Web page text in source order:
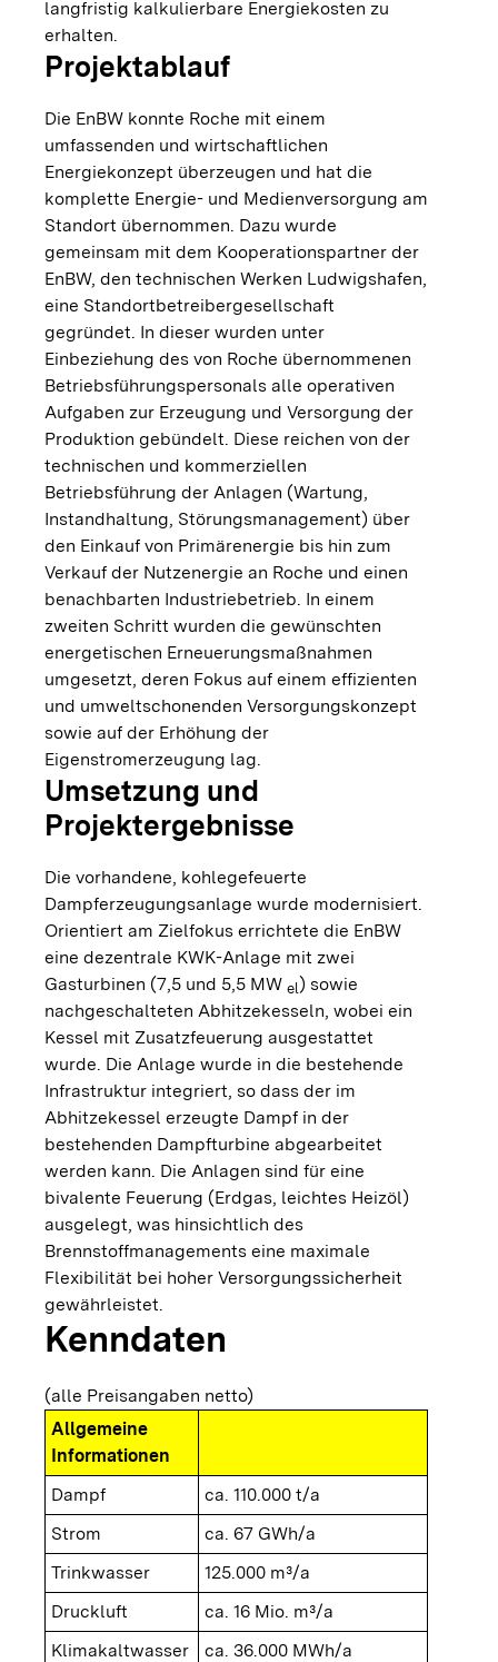
langfristig kalkulierbare Energiekosten zu
erhalten.
Projektablauf
Die EnBW konnte Roche mit einem
umfassenden und wirtschaftlichen
Energiekonzept überzeugen und hat die
komplette Energie- und Medienversorgung am
Standort übernommen. Dazu wurde
gemeinsam mit dem Kooperationspartner der
EnBW, den technischen Werken Ludwigshafen,
eine Standortbetreibergesellschaft
gegründet. In dieser wurden unter
Einbeziehung des von Roche übernommenen
Betriebsführungspersonals alle operativen
Aufgaben zur Erzeugung und Versorgung der
Produktion gebündelt. Diese reichen von der
technischen und kommerziellen
Betriebsführung der Anlagen (Wartung,
Instandhaltung, Störungsmanagement) über
den Einkauf von Primärenergie bis hin zum
Verkauf der Nutzenergie an Roche und einen
benachbarten Industriebetrieb. In einem
zweiten Schritt wurden die gewünschten
energetischen Erneuerungsmaßnahmen
umgesetzt, deren Fokus auf einem effizienten
und umweltschonenden Versorgungskonzept
sowie auf der Erhöhung der
Eigenstromerzeugung lag.
Umsetzung und
Projektergebnisse
Die vorhandene, kohlegefeuerte
Dampferzeugungsanlage wurde modernisiert.
Orientiert am Zielfokus errichtete die EnBW
eine dezentrale KWK-Anlage mit zwei
Gasturbinen (7,5 und 5,5 MW el) sowie
nachgeschalteten Abhitzekesseln, wobei ein
Kessel mit Zusatzfeuerung ausgestattet
wurde. Die Anlage wurde in die bestehende
Infrastruktur integriert, so dass der im
Abhitzekessel erzeugte Dampf in der
bestehenden Dampfturbine abgearbeitet
werden kann. Die Anlagen sind für eine
bivalente Feuerung (Erdgas, leichtes Heizöl)
ausgelegt, was hinsichtlich des
Brennstoffmanagements eine maximale
Flexibilität bei hoher Versorgungssicherheit
gewährleistet.
Kenndaten
(alle Preisangaben netto)
Allgemeine
Informationen
Dampf
ca. 110.000 t/a
Strom
ca. 67 GWh/a
Trinkwasser
125.000 m³/a
Druckluft
ca. 16 Mio. m³/a
Klimakaltwasser
ca. 36.000 MWh/a